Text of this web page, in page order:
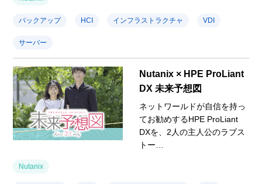
バックアップ HCI インフラストラクチャ VDI
サーバー
Nutanix × HPE ProLiant
DX 未来予想図
ネットワールドが自信を持っ
てお勧めするHPE ProLiant
DXを、2人の主人公のラブス
トー…
Nutanix